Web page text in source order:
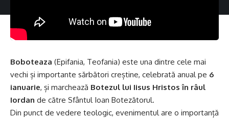
Boboteaza (Epifania, Teofania) este una dintre cele mai
vechi și importante sărbători creștine, celebrată anual pe 6
ianuarie, și marchează Botezul lui Iisus Hristos în râul
Iordan de către Sfântul Ioan Botezătorul.
Din punct de vedere teologic, evenimentul are o importanță